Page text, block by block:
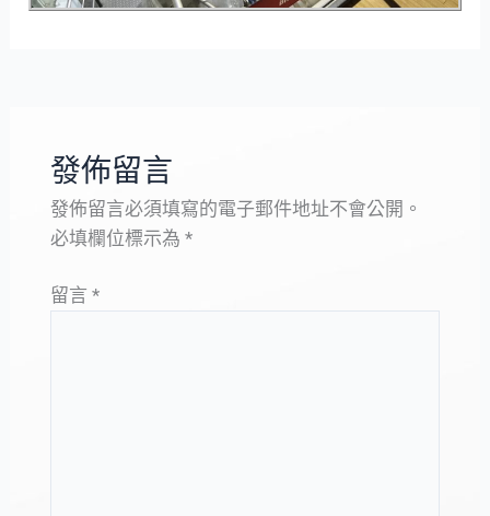
發佈留言
發佈留言必須填寫的電子郵件地址不會公開。
必填欄位標示為 *
留言 *